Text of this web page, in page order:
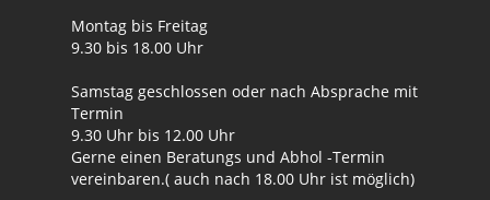
Montag bis Freitag
9.30 bis 18.00 Uhr
Samstag geschlossen oder nach Absprache mit
Termin
9.30 Uhr bis 12.00 Uhr
Gerne einen Beratungs und Abhol -Termin
vereinbaren.( auch nach 18.00 Uhr ist möglich)